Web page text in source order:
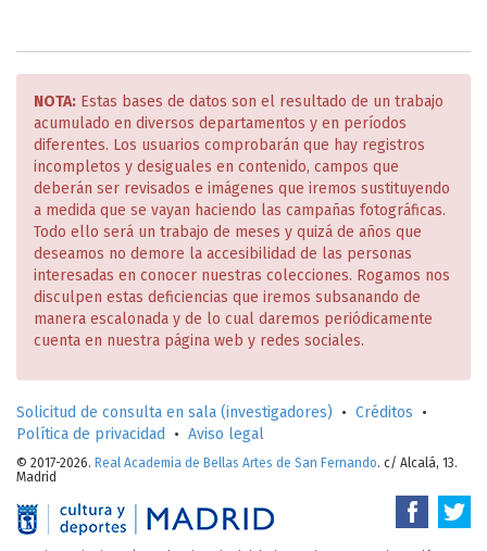
NOTA: Estas bases de datos son el resultado de un trabajo
acumulado en diversos departamentos y en períodos
diferentes. Los usuarios comprobarán que hay registros
incompletos y desiguales en contenido, campos que
deberán ser revisados e imágenes que iremos sustituyendo
a medida que se vayan haciendo las campañas fotográficas.
Todo ello será un trabajo de meses y quizá de años que
deseamos no demore la accesibilidad de las personas
interesadas en conocer nuestras colecciones. Rogamos nos
disculpen estas deficiencias que iremos subsanando de
manera escalonada y de lo cual daremos periódicamente
cuenta en nuestra página web y redes sociales.
Solicitud de consulta en sala (investigadores) • Créditos •
Política de privacidad
• Aviso legal
© 2017-2026. Real Academia de Bellas Artes de San Fernando. c/ Alcalá, 13.
Madrid